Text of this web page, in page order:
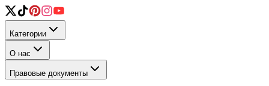
Категории
О нас
Правовые документы